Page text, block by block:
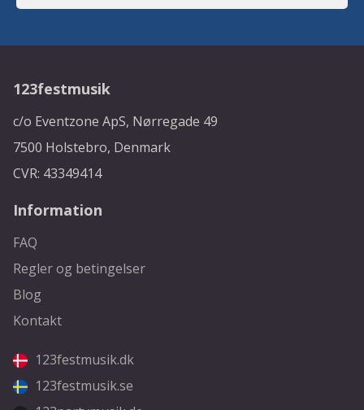
123festmusik
c/o Eventzone ApS, Nørregade 49
7500 Holstebro, Denmark
CVR: 43349414
Information
FAQ
Regler og betingelser
Blog
Kontakt
123festmusik.dk
123festmusik.se